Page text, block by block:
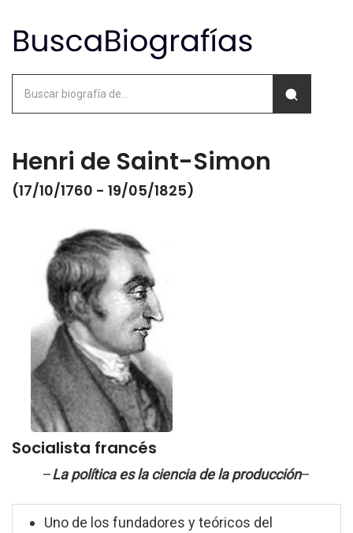
Henri de Saint-Simon
(17/10/1760 - 19/05/1825)
Socialista francés
–La política es la ciencia de la producción–
Uno de los fundadores y teóricos del